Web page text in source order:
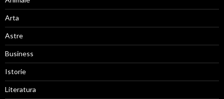
Arta
Astre
Business
Istorie
Literatura